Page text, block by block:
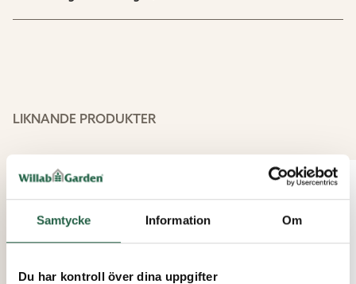
Samtycke Information Om
Du har kontroll över dina uppgifter
1 x L-koppling 8 mm/8 mm
Bruksanvisningar på 6 språk (DE, EN, FR, IT, ES, PT)
Möjliga tillval:
Tryckreducerare för vattenkran
Fler Tropf-Blumat Bevattningskoner och tillbehör.
LIKNANDE PRODUKTER